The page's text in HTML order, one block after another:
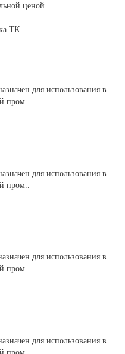
ценой
ТК
для использования в
пром..
для использования в
пром..
для использования в
пром..
для использования в